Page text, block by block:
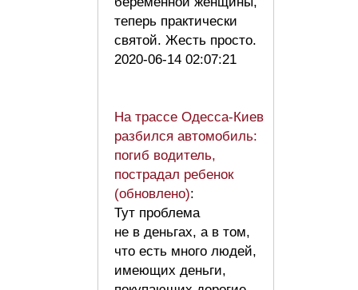
теперь практически
святой. Жесть просто.
2020-06-14 02:07:21
На трассе Одесса-Киев
разбился автомобиль:
погиб водитель,
пострадал ребенок
(обновлено):
Тут проблема
не в деньгах, а в том,
что есть много людей,
имеющих деньги,